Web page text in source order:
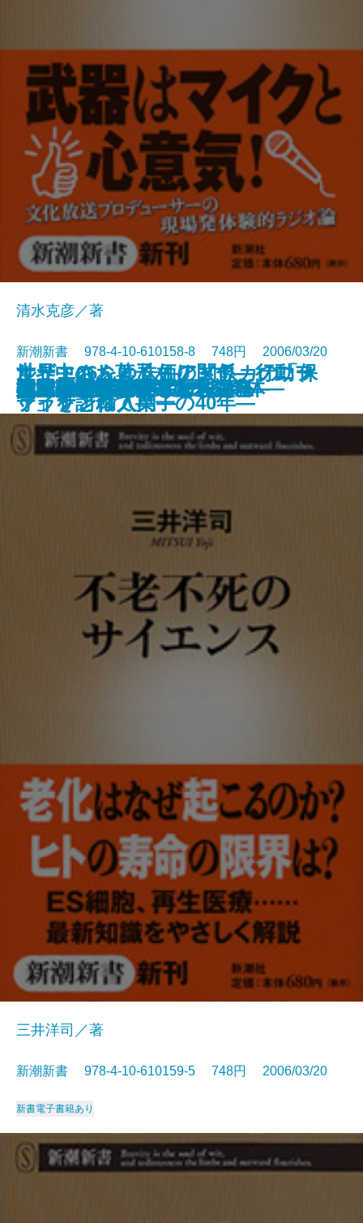
御社の営業がダメな理由
世界中のお菓子あります―ソニー
プラザと輸入菓子の40年―
数学を愛した作家たち
はり100本―鍼灸で甦る身体―
本気で言いたいことがある
ひらめき脳
池波正太郎劇場
日本共産党
ルート66をゆく―アメリカの「保
守」を訪ねて―
ラジオ記者、走る
清水克彦／著
新潮新書 978-4-10-610158-8 748円 2006/03/20
新書電子書籍あり
不老不死のサイエンス
三井洋司／著
新潮新書 978-4-10-610159-5 748円 2006/03/20
新書電子書籍あり
大阪弁「ほんまもん」講座
キヤノンとカネボウ
サザエさんと株価の関係―行動フ
ァイナンス入門―
昭和の墓碑銘
大江戸曲者列伝―幕末の巻―
超バカの壁
電波利権
宅配便130年戦争
大江戸曲者列伝―太平の巻―